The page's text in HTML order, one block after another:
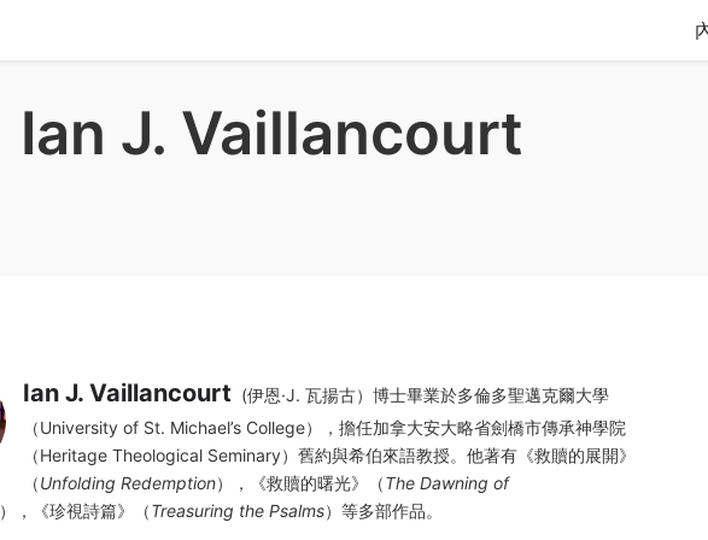
Ian J. Vaillancourt
Ian J. Vaillancourt (伊恩·J. 瓦揚古）博士畢業於多倫多聖邁克爾大學
（University of St. Michael’s College），擔任加拿大安大略省劍橋市傳承神學院
（Heritage Theological Seminary）舊約與希伯來語教授。他著有《救贖的展開》
（Unfolding Redemption），《救贖的曙光》（The Dawning of
），《珍視詩篇》（Treasuring the Psalms）等多部作品。